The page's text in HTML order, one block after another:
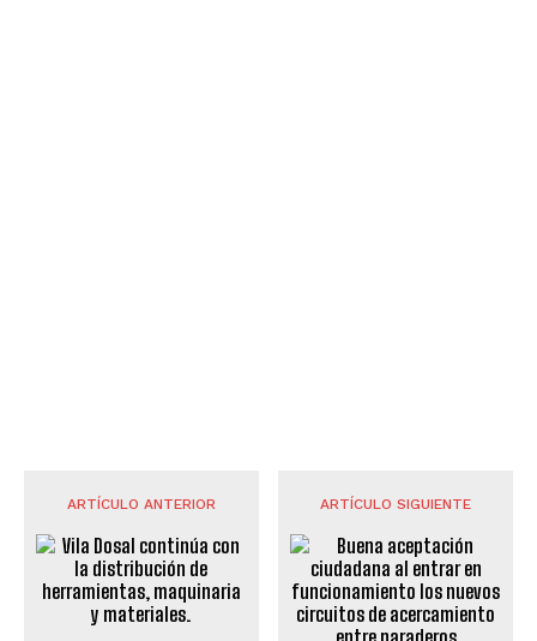
ARTÍCULO ANTERIOR ARTÍCULO SIGUIENTE